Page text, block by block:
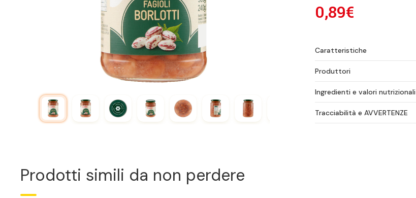
0,89€
Caratteristiche
Produttori
Ingredienti e valori nutrizionali
Tracciabilità e AVVERTENZE
Prodotti simili da non perdere